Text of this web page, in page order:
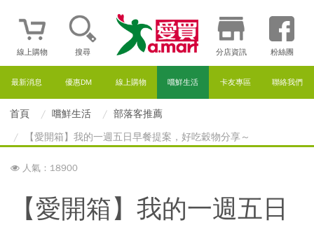
線上購物 搜尋 分店資訊 粉絲團
最新消息 優惠DM 線上購物 嚐鮮生活 卡友專區 聯絡我們
首頁 嚐鮮生活
部落客推薦
【愛開箱】我的一週五日早餐提案，好吃穀物分享～
人氣：18900
【愛開箱】我的一週五日